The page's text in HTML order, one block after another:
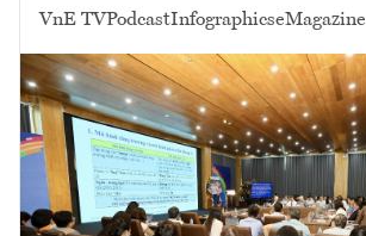
VnE TVPodcastInfographicseMagazine